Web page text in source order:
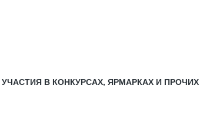
В КОНКУРСАХ, ЯРМАРКАХ И